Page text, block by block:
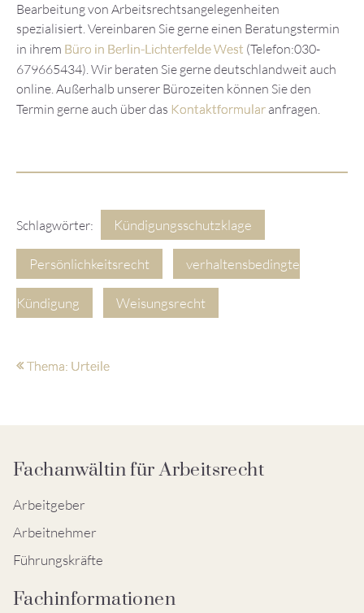
Bearbeitung von Arbeitsrechtsangelegenheiten
spezialisiert. Vereinbaren Sie gerne einen Beratungstermin
in ihrem Büro in Berlin-Lichterfelde West (Telefon:030-
679665434). Wir beraten Sie gerne deutschlandweit auch
online. Außerhalb unserer Bürozeiten können Sie den
Termin gerne auch über das Kontaktformular anfragen.
Schlagwörter: Kündigungsschutzklage
Persönlichkeitsrecht verhaltensbedingte
Kündigung Weisungsrecht
Thema: Urteile
Fachanwältin für Arbeitsrecht
Arbeitgeber
Arbeitnehmer
Führungskräfte
Fachinformationen